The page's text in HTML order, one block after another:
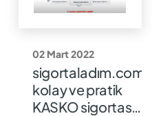
02 Mart 2022
kolay ve pratik
KASKO sigortası